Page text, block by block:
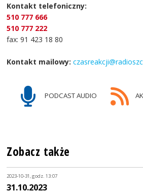
Kontakt telefoniczny:
510 777 666
510 777 222
fax: 91 423 18 80
Kontakt mailowy:
PODCAST AUDIO
Zobacz także
2023-10-31, godz. 13:07
31.10.2023